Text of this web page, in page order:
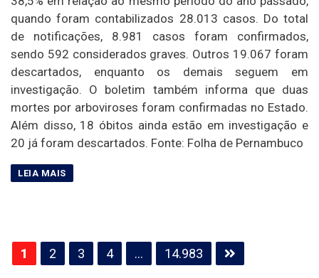
quando foram contabilizados 28.013 casos. Do total
de notificações, 8.981 casos foram confirmados,
sendo 592 considerados graves. Outros 19.067 foram
descartados, enquanto os demais seguem em
investigação. O boletim também informa que duas
mortes por arboviroses foram confirmadas no Estado.
Além disso, 18 óbitos ainda estão em investigação e
20 já foram descartados. Fonte: Folha de Pernambuco
Paginação
de
1 2 3 4 … 14.983